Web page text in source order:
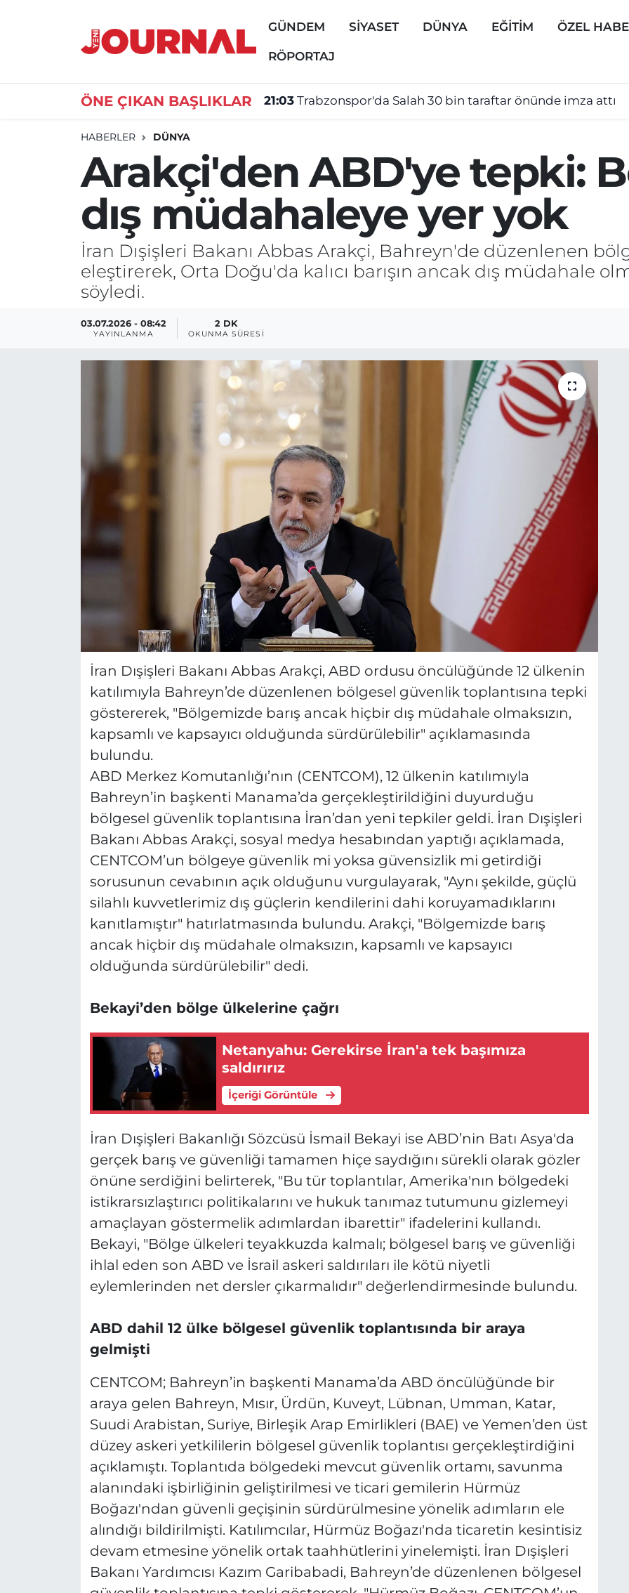
GÜNDEM SİYASET DÜNYA EĞİTİM ÖZEL
RÖPORTAJ
ÖNE ÇIKAN BAŞLIKLAR 21:03 Trabzonspor'da Salah 30 bin taraftar önünde imza attı
HABERLER DÜNYA
Arakçi'den ABD'ye tepki:
dış müdahaleye yer yok
İran Dışişleri Bakanı Abbas Arakçi, Bahreyn'de düzenlenen
eleştirerek, Orta Doğu'da kalıcı barışın ancak dış müdahale
söyledi.
03.07.2026 - 08:42
YAYINLANMA
2 DK
OKUNMA SÜRESI
İran Dışişleri Bakanı Abbas Arakçi, ABD ordusu öncülüğünde 12 ülkenin
katılımıyla Bahreyn’de düzenlenen bölgesel güvenlik toplantısına tepki
göstererek, "Bölgemizde barış ancak hiçbir dış müdahale olmaksızın,
kapsamlı ve kapsayıcı olduğunda sürdürülebilir" açıklamasında
bulundu.
ABD Merkez Komutanlığı’nın (CENTCOM), 12 ülkenin katılımıyla
Bahreyn’in başkenti Manama’da gerçekleştirildiğini duyurduğu
bölgesel güvenlik toplantısına İran’dan yeni tepkiler geldi. İran Dışişleri
Bakanı Abbas Arakçi, sosyal medya hesabından yaptığı açıklamada,
CENTCOM’un bölgeye güvenlik mi yoksa güvensizlik mi getirdiği
sorusunun cevabının açık olduğunu vurgulayarak, "Aynı şekilde, güçlü
silahlı kuvvetlerimiz dış güçlerin kendilerini dahi koruyamadıklarını
kanıtlamıştır" hatırlatmasında bulundu. Arakçi, "Bölgemizde barış
ancak hiçbir dış müdahale olmaksızın, kapsamlı ve kapsayıcı
olduğunda sürdürülebilir" dedi.
Bekayi’den bölge ülkelerine çağrı
Netanyahu: Gerekirse İran'a tek başımıza
saldırırız
İçeriği Görüntüle
İran Dışişleri Bakanlığı Sözcüsü İsmail Bekayi ise ABD’nin Batı Asya'da
gerçek barış ve güvenliği tamamen hiçe saydığını sürekli olarak gözler
önüne serdiğini belirterek, "Bu tür toplantılar, Amerika'nın bölgedeki
istikrarsızlaştırıcı politikalarını ve hukuk tanımaz tutumunu gizlemeyi
amaçlayan göstermelik adımlardan ibarettir" ifadelerini kullandı.
Bekayi, "Bölge ülkeleri teyakkuzda kalmalı; bölgesel barış ve güvenliği
ihlal eden son ABD ve İsrail askeri saldırıları ile kötü niyetli
eylemlerinden net dersler çıkarmalıdır" değerlendirmesinde bulundu.
ABD dahil 12 ülke bölgesel güvenlik toplantısında bir araya
gelmişti
CENTCOM; Bahreyn’in başkenti Manama’da ABD öncülüğünde bir
araya gelen Bahreyn, Mısır, Ürdün, Kuveyt, Lübnan, Umman, Katar,
Suudi Arabistan, Suriye, Birleşik Arap Emirlikleri (BAE) ve Yemen’den üst
düzey askeri yetkililerin bölgesel güvenlik toplantısı gerçekleştirdiğini
açıklamıştı. Toplantıda bölgedeki mevcut güvenlik ortamı, savunma
alanındaki işbirliğinin geliştirilmesi ve ticari gemilerin Hürmüz
Boğazı'ndan güvenli geçişinin sürdürülmesine yönelik adımların ele
alındığı bildirilmişti. Katılımcılar, Hürmüz Boğazı'nda ticaretin kesintisiz
devam etmesine yönelik ortak taahhütlerini yinelemişti. İran Dışişleri
Bakanı Yardımcısı Kazım Garibabadi, Bahreyn’de düzenlenen bölgesel
GÜNDEM
ÖZEL HABER
Nöbetçi Eczaneler
Süper Lig Puan Durumu ve Fikstür
Tüm Manşetler
Son Dakika Haberleri
Haber Arşivi